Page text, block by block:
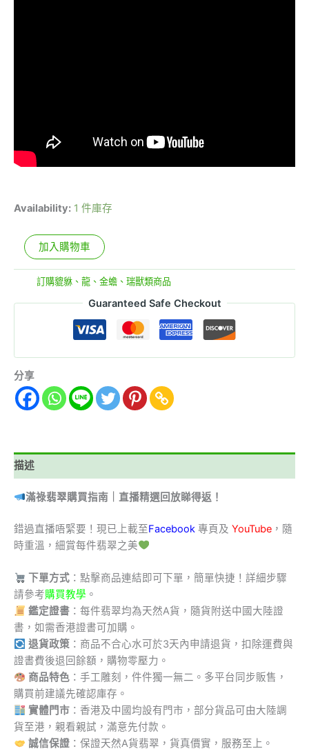
Availability: 1 件庫存
加入購物車
訂購貔貅、龍、金蟾、瑞獸類商品
Guaranteed Safe Checkout
分享
描述
滿祿翡翠購買指南｜直播精選回放睇得返！
錯過直播唔緊要！現已上載至Facebook 專頁及 YouTube ，隨
時重溫，細賞每件翡翠之美
下單方式：點擊商品連結即可下單，簡單快捷！詳細步驟
請參考購買教學 。
鑑定證書：每件翡翠均為天然A貨，隨貨附送中國大陸證
書，如需香港證書可加購。
退貨政策：商品不合心水可於3天內申請退貨，扣除運費與
證書費後退回餘額，購物零壓力。
商品特色：手工雕刻，件件獨一無二。多平台同步販售，
購買前建議先確認庫存。
實體門市：香港及中國均設有門市，部分貨品可由大陸調
貨至港，親看親試，滿意先付款。
誠信保證：保證天然A貨翡翠，貨真價實，服務至上。